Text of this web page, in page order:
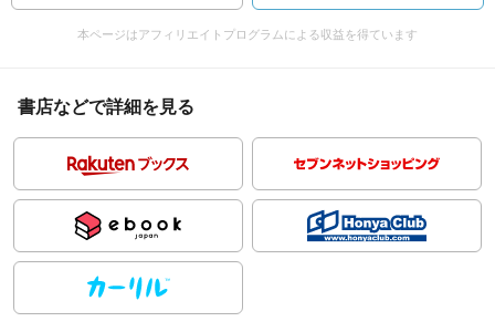
本ページはアフィリエイトプログラムによる収益を得ています
書店などで詳細を見る